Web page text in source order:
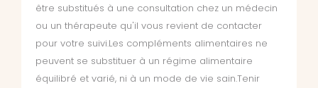
être substitués à une consultation chez un médecin
ou un thérapeute qu'il vous revient de contacter
pour votre suivi.Les compléments alimentaires ne
peuvent se substituer à un régime alimentaire
équilibré et varié, ni à un mode de vie sain.Tenir